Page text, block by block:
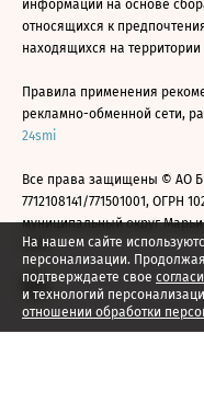
На нашем сайте
персонализации.
подтверждаете свое
и технологий
отношении обработки
информации на основе
относящихся к
находящихся на
Правила применения
рекламно-обменной сети,
24smi
Все права защищены © АО
7712108141/771501001, ОГРН
муниципальный округ
2026